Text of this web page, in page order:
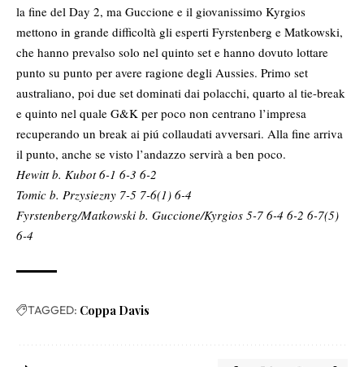
la fine del Day 2, ma Guccione e il giovanissimo Kyrgios
mettono in grande difficoltà gli esperti Fyrstenberg e Matkowski,
che hanno prevalso solo nel quinto set e hanno dovuto lottare
punto su punto per avere ragione degli Aussies. Primo set
australiano, poi due set dominati dai polacchi, quarto al tie-break
e quinto nel quale G&K per poco non centrano l’impresa
recuperando un break ai piú collaudati avversari. Alla fine arriva
il punto, anche se visto l’andazzo servirà a ben poco.
Hewitt b. Kubot 6-1 6-3 6-2
Tomic b. Przysiezny 7-5 7-6(1) 6-4
Fyrstenberg/Matkowski b. Guccione/Kyrgios 5-7 6-4 6-2 6-7(5)
6-4
TAGGED: Coppa Davis